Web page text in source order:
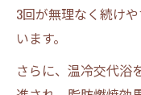
3回が無理なく続け
います。
さらに、温冷交代浴